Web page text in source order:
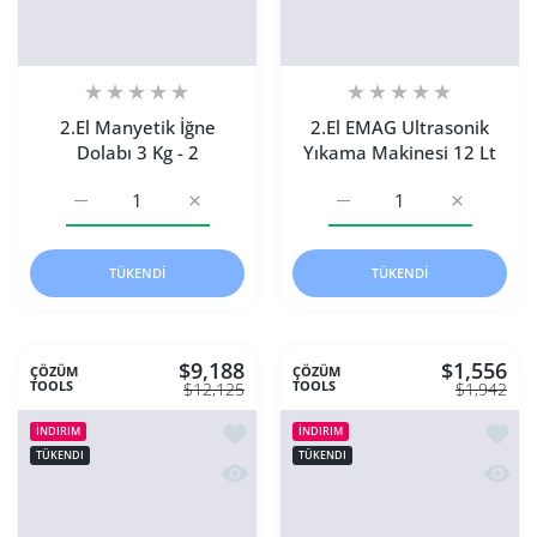
2.El Manyetik İğne
Dolabı 3 Kg - 2
2.El Manyetik İğne Dolabı 3 Kg - 2 Default
2.El Manyetik İğne Dolabı 3 Kg - 2 Default Title için adedi
TÜKENDI
2.El EMAG Ultrasonik
Yıkama Makinesi 12 Lt
2.El
2.El EMAG Ultrasonik
TÜKENDI
ÇÖZÜM
TOOLS
$9,188
$12,125
İNDIRIM
TÜKENDI
İstek listesine ekle Otomatik Mum
Hızlı Görünüm Otomatik Mum
ÇÖZÜM
TOOLS
$1,556
$1,942
İNDIRIM
TÜKENDI